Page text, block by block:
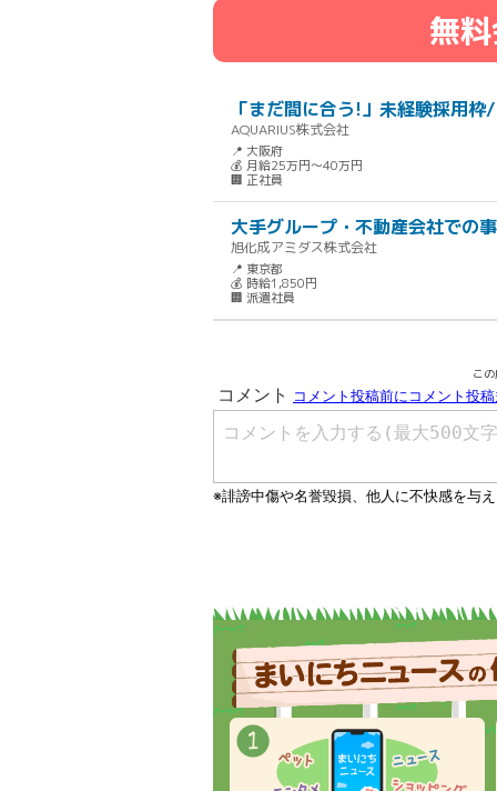
無
「まだ間に合う!」未経験採用
AQUARIUS株式会社
📍 大阪府
💰 月給25万円～40万円
🏢 正社員
大手グループ・不動産会社での
旭化成アミダス株式会社
📍 東京都
💰 時給1,850円
🏢 派遣社員
こ